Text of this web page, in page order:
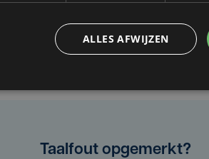
Cappelle
Taalfout opgemerkt?
ALLES AFWIJZEN